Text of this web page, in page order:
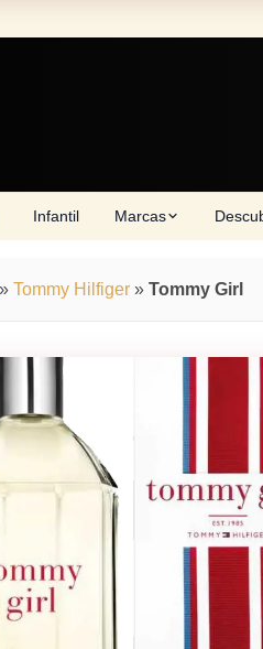
Infantil Marcas
» Tommy Hilfiger » Tommy Girl